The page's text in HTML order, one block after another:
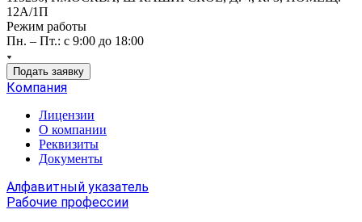
12А/1П
Режим работы
Пн. – Пт.: с 9:00 до 18:00
Подать заявку
Компания
Лицензии
О компании
Реквизиты
Документы
Алфавитный указатель
Рабочие профессии